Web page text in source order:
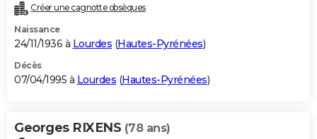
Créer une cagnotte obsèques
Naissance
24/11/1936 à Lourdes (Hautes-Pyrénées)
Décès
07/04/1995 à Lourdes (Hautes-Pyrénées)
Georges RIXENS (78 ans)